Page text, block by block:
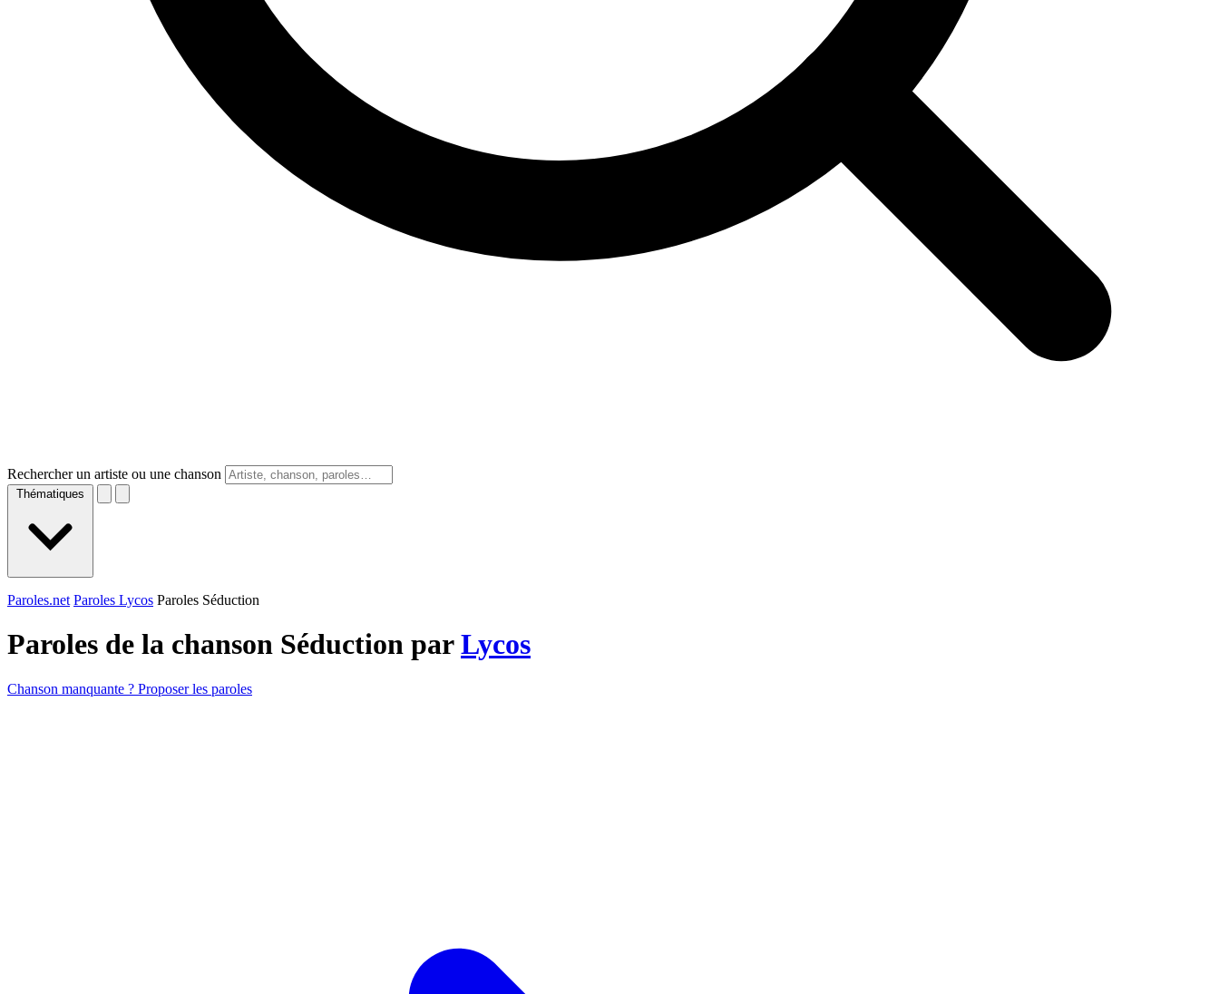
Rechercher un artiste ou une chanson
Thématiques
Paroles.net Paroles Lycos Paroles Séduction
Paroles de la chanson Séduction parLycos
Chanson manquante ? Proposer les paroles